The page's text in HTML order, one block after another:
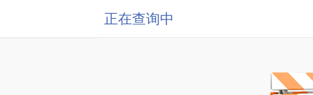
正在查询中